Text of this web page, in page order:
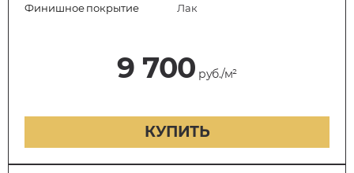
Финишное покрытие
Лак
9 700 руб./м²
КУПИТЬ